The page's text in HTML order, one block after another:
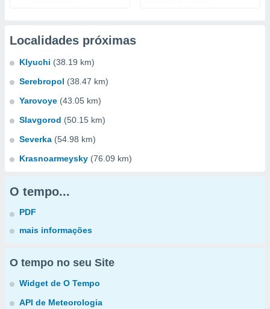
Localidades próximas
Klyuchi (38.19 km)
Serebropol (38.47 km)
Yarovoye (43.05 km)
Slavgorod (50.15 km)
Severka (54.98 km)
Krasnoarmeysky (76.09 km)
O tempo...
PDF
mais informações
O tempo no seu Site
Widget de O Tempo
API de Meteorologia